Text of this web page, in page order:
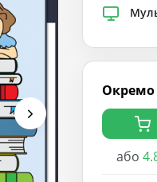
Окремо
або